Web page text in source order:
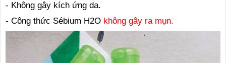
- Không gây kích ứng da.
- Công thức Sébium H2O không gây ra mụn.